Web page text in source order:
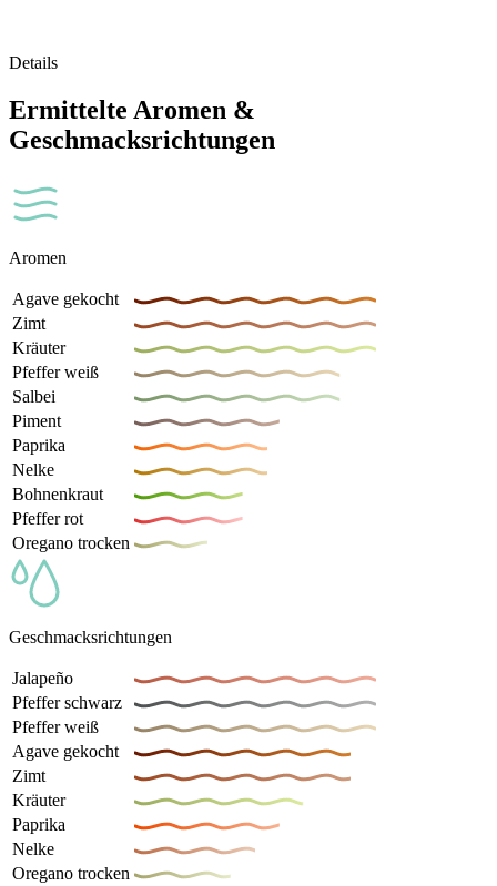
Details
Ermittelte Aromen &
Geschmacksrichtungen
Aromen
Agave gekocht
Zimt
Kräuter
Pfeffer weiß
Salbei
Piment
Paprika
Nelke
Bohnenkraut
Pfeffer rot
Oregano trocken
Geschmacksrichtungen
Jalapeño
Pfeffer schwarz
Pfeffer weiß
Agave gekocht
Zimt
Kräuter
Paprika
Nelke
Oregano trocken